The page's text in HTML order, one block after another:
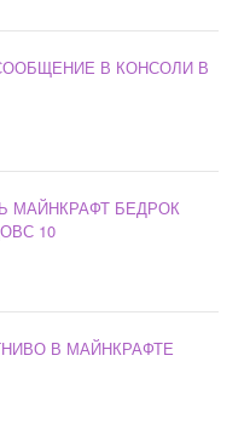
В КОНСОЛИ В
МАЙНКРАФТ БЕДРОК
10
В МАЙНКРАФТЕ